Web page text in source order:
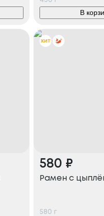
В
580 ₽
Рамен с
580 г